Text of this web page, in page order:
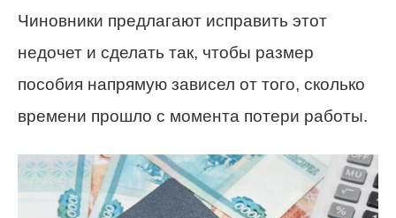
Чиновники предлагают исправить этот
недочет и сделать так, чтобы размер
пособия напрямую зависел от того, сколько
времени прошло с момента потери работы.